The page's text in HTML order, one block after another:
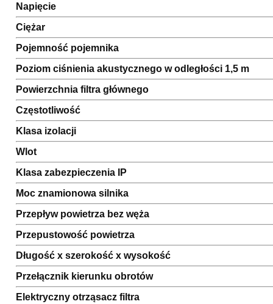
Napięcie
Ciężar
Pojemność pojemnika
Poziom ciśnienia akustycznego w odległości 1,5 m
Powierzchnia filtra głównego
Częstotliwość
Klasa izolacji
Wlot
Klasa zabezpieczenia IP
Moc znamionowa silnika
Przepływ powietrza bez węża
Przepustowość powietrza
Długość x szerokość x wysokość
Przełącznik kierunku obrotów
Elektryczny otrząsacz filtra